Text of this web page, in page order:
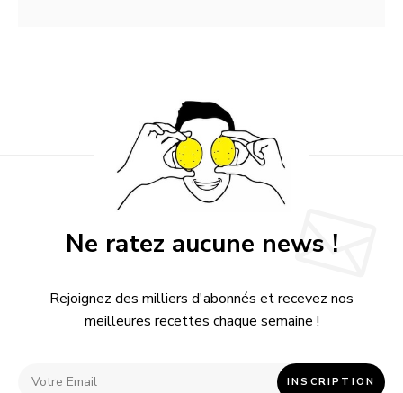
Ne ratez aucune news !
Rejoignez des milliers d'abonnés et recevez nos
meilleures recettes chaque semaine !